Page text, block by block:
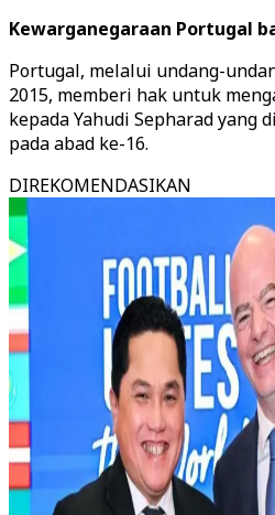
Kewarganegaraan Portugal
Portugal, melalui undang-
2015, memberi hak untuk
kepada Yahudi Sepharad yang
pada abad ke-16.
DIREKOMENDASIKAN